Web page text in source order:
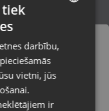
uz
RUSSIAN
tiek
darbību,
vietni, jūs
ir